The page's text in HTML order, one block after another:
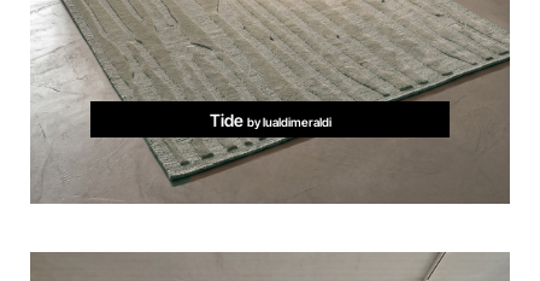
Tide by lualdimeraldi